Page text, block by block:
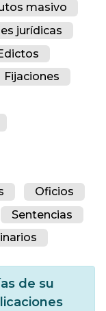
masivo
jurídicas
Fijaciones
Oficios
Sentencias
de su